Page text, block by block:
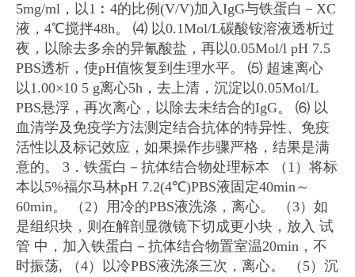
5mg/ml，以1︰4的比例(V/V)加入IgG与铁蛋白－XC
液，4℃搅拌48h。
⑷ 以0.1Mol/L碳酸铵溶液透析过
夜，以除去多余的异氰酸盐，再以0.05Mol/l pH 7.5
PBS透析，使pH值恢复到生理水平。
⑸ 超速离心
以1.00×10 5 g离心5h，去上清，沉淀以0.05Mol/L
PBS悬浮，再次离心，以除去未结合的IgG。 ⑹ 以
血清学及免疫学方法测定结合抗体的特异性、免疫
活性以及标记效应，如果操作步骤严格，结果是满
意的。
3．铁蛋白－抗体结合物处理标本
（1）将标
本以5%福尔马林pH 7.2(4℃)PBS液固定40min～
60min。
（2）用冷的PBS液洗涤，离心。
（3）如
是组织块，则在解剖显微镜下切成更小块，放入 试
管 中，加入铁蛋白－抗体结合物置室温20min，不
时振荡,
（4）以冷PBS液洗涤三次，离心。
（5）沉